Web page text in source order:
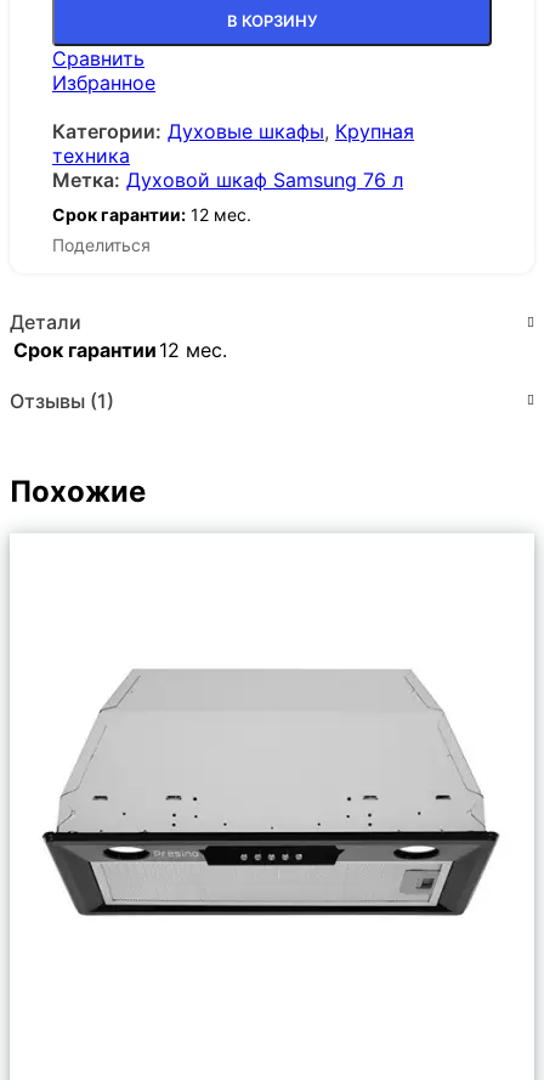
В КОРЗИНУ
Сравнить
Избранное
Категории: Духовые шкафы, Крупная
техника
Метка: Духовой шкаф Samsung 76 л
Срок гарантии: 12 мес.
Поделиться
Детали
Срок гарантии 12 мес.
Отзывы (1)
Похожие